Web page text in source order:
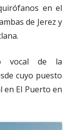
en el
de Jerez y
vocal de la
cuyo puesto
en El Puerto en